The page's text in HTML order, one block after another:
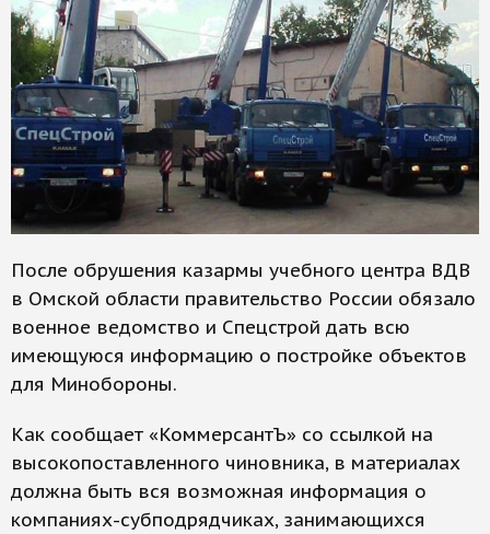
После обрушения казармы учебного центра ВДВ
в Омской области правительство России обязало
военное ведомство и Спецстрой дать всю
имеющуюся информацию о постройке объектов
для Минобороны.
Как сообщает «КоммерсантЪ» со ссылкой на
высокопоставленного чиновника, в материалах
должна быть вся возможная информация о
компаниях-субподрядчиках, занимающихся